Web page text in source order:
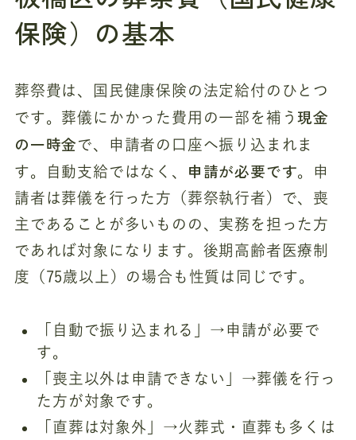
保険）の基本
葬祭費は、国民健康保険の法定給付のひとつ
です。葬儀にかかった費用の一部を補う 現金
の一時金 で、申請者の口座へ振り込まれま
す。自動支給ではなく、
申請が必要です。申
請者は葬儀を行った方（葬祭執行者）で、喪
主であることが多いものの、実務を担った方
であれば対象になります。後期高齢者医療制
度（75歳以上）の場合も性質は同じです。
「自動で振り込まれる」→申請が必要で
す。
「喪主以外は申請できない」→葬儀を行っ
た方が対象です。
「直葬は対象外」→火葬式・直葬も多くは